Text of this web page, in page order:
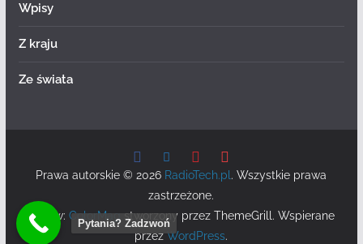
Wpisy
Z kraju
Ze świata
Prawa autorskie © 2026 RadioTech.pl . Wszystkie prawa
zastrzeżone.
Motyw:ColorMagstworzony przez ThemeGrill. Wspierane
przezWordPress.
Pytania? Zadzwoń